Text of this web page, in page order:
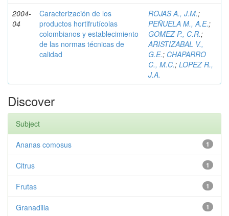
2004-
04
Caracterización de los
productos hortifrutícolas
colombianos y establecimiento
de las normas técnicas de
calidad
ROJAS A., J.M.;
PEÑUELA M., A.E.;
GOMEZ P., C.R.;
ARISTIZABAL V.,
G.E.; CHAPARRO
C., M.C.; LOPEZ R.,
J.A.
Discover
Subject
1
Ananas comosus
1
Citrus
1
Frutas
1
Granadilla